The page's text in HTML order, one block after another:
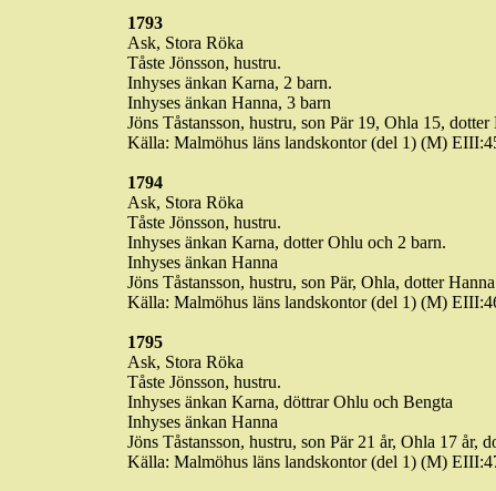
1793
Ask, Stora Röka
Tåste Jönsson, hustru.
Inhyses änkan Karna, 2 barn.
Inhyses änkan Hanna, 3 barn
Jöns Tåstansson, hustru, son Pär 19, Ohla 15, dotter
Källa: Malmöhus läns landskontor (del 1) (M)
1794
Ask, Stora Röka
Tåste Jönsson, hustru.
Inhyses änkan Karna, dotterOhlu och 2 barn.
Inhyses änkan Hanna
Jöns Tåstansson, hustru, son Pär, Ohla, dotter
Källa: Malmöhus läns landskontor (del 1) (M)
1795
Ask, Stora Röka
Tåste Jönsson, hustru.
Inhyses änkan Karna, döttrarOhlu och Bengta
Inhyses änkan Hanna
Jöns Tåstansson, hustru, son Pär 21 år, Ohla 17 år,
Källa: Malmöhus läns landskontor (del 1) (M)